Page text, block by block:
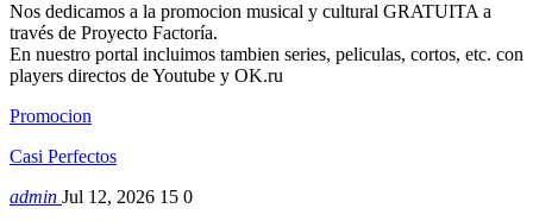
Nos dedicamos a la promocion musical y cultural GRATUITA a
través de Proyecto Factoría.
En nuestro portal incluimos tambien series, peliculas, cortos, etc. con
players directos de Youtube y OK.ru
Promocion
Casi Perfectos
admin Jul 12, 2026 15 0